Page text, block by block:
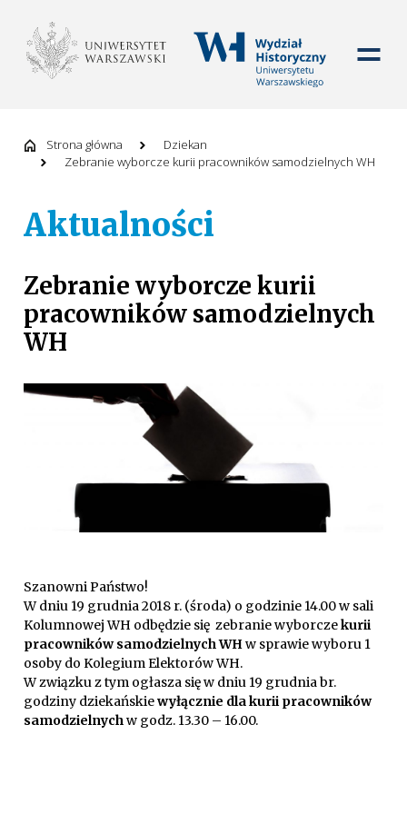
WYDZIAŁ
Strona główna
Dziekan
Zebranie wyborcze kurii pracowników samodzielnych WH
Aktualności
Zebranie wyborcze kurii
pracowników samodzielnych
WH
Szanowni Państwo!
W dniu 19 grudnia 2018 r. (środa) o godzinie 14.00 w sali
Kolumnowej WH odbędzie się zebranie wyborczekurii
pracowników samodzielnych WHw sprawie wyboru 1
osoby do Kolegium Elektorów WH.
W związku z tym ogłasza się w dniu 19 grudnia br.
godziny dziekańskiewyłącznie dla kurii pracowników
samodzielnychw godz. 13.30 – 16.00.